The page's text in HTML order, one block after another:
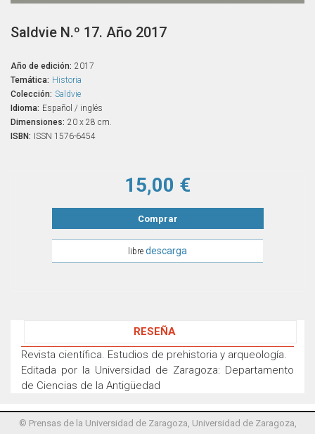
Saldvie N.º 17. Año 2017
Año de edición: 2017
Temática: Historia
Colección: Saldvie
Idioma: Español / inglés
Dimensiones: 20 x 28 cm.
ISBN: ISSN 1576-6454
15,00 €
Comprar
libre descarga
RESEÑA
Revista científica. Estudios de prehistoria y arqueología.
Editada por la Universidad de Zaragoza: Departamento
de Ciencias de la Antigüedad
© Prensas de la Universidad de Zaragoza, Universidad de Zaragoza,